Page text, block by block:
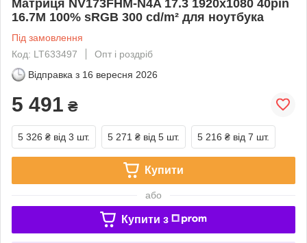
Матриця NV173FHM-N4A 17.3 1920x1080 40pin
16.7M 100% sRGB 300 cd/m² для ноутбука
Під замовлення
Код: LT633497
Опт і роздріб
Відправка з 16 вересня 2026
5 491 ₴
5 326 ₴ від 3 шт. 5 271 ₴ від 5 шт. 5 216 ₴ від 7 шт.
Купити
або
Купити з